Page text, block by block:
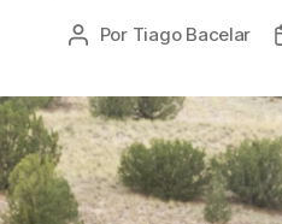
Autor
Por Tiago Bacelar